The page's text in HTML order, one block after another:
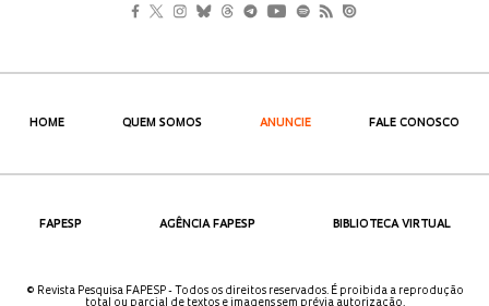
HOME QUEM SOMOS ANUNCIE FALE CONOSCO
FAPESP AGÊNCIA FAPESP BIBLIOTECA VIRTUAL
© Revista Pesquisa FAPESP - Todos os direitos reservados. É proibida a reprodução
total ou parcial de textos e imagens sem prévia autorização.